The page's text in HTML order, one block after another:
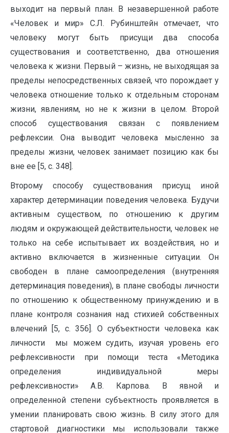
выходит на первый план. В незавершенной работе
«Человек и мир» С.Л. Рубинштейн отмечает, что
человеку могут быть присущи два способа
существования и соответственно, два отношения
человека к жизни. Первый – жизнь, не выходящая за
пределы непосредственных связей, что порождает у
человека отношение только к отдельным сторонам
жизни, явлениям, но не к жизни в целом. Второй
способ существования связан с появлением
рефлексии. Она выводит человека мысленно за
пределы жизни, человек занимает позицию как бы
вне ее [5, с. 348].
Второму способу существования присущ иной
характер детерминации поведения человека. Будучи
активным существом, по отношению к другим
людям и окружающей действительности, человек не
только на себе испытывает их воздействия, но и
активно включается в жизненные ситуации. Он
свободен в плане самоопределения (внутренняя
детерминация поведения), в плане свободы личности
по отношению к общественному принуждению и в
плане контроля сознания над стихией собственных
влечений [5, с. 356]. О субъектности человека как
личности мы можем судить, изучая уровень его
рефлексивности при помощи теста «Методика
определения индивидуальной меры
рефлексивности» А.В. Карпова. В явной и
определенной степени субъектность проявляется в
умении планировать свою жизнь. В силу этого для
стартовой диагностики мы использовали также